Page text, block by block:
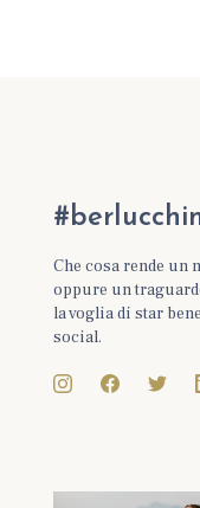
Che cosa rende un
oppure un
la voglia di star
social.